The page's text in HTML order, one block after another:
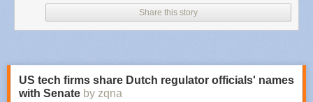
Share this story
US tech firms share Dutch regulator officials' names
with Senate by zqna